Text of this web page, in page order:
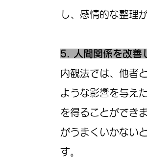
し、感情的な整理
5. 人間関係を改善
内観法では、他者
ような影響を与え
を得ることができ
がうまくいかない
す。